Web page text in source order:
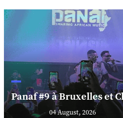
Panaf #9 à Bruxelles et
04 August, 2026